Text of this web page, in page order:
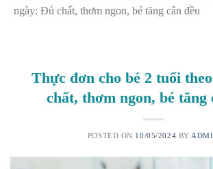
ngày: Đủ chất, thơm ngon, bé tăng cân đều
Thực đơn cho bé 2 tuổi
chất, thơm ngon, bé tăng
POSTED ON 10/05/2024 BY